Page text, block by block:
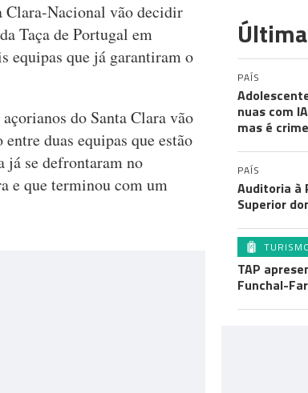
Clara-Nacional vão decidir
Taça de Portugal em
equipas que já garantiram o
do Santa Clara vão
duas equipas que estão
já se defrontaram no
e que terminou com um
PAÍS
nuas com
mas é crime
PAÍS
Auditoria à
Superior
TAP
Funchal-